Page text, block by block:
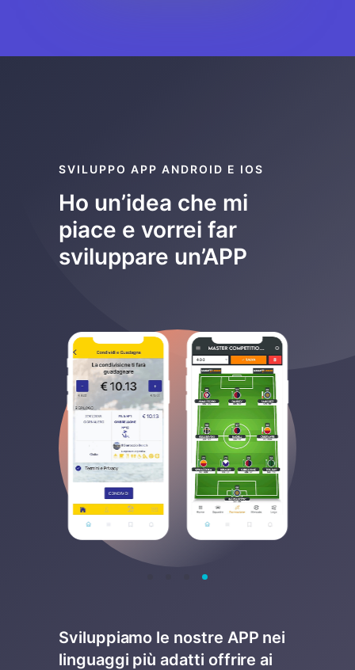
SVILUPPO APP ANDROID E IOS
Ho un’idea che mi
piace e vorrei far
sviluppare un’APP
Sviluppiamo le nostre APP nei
linguaggi più adatti offrire ai